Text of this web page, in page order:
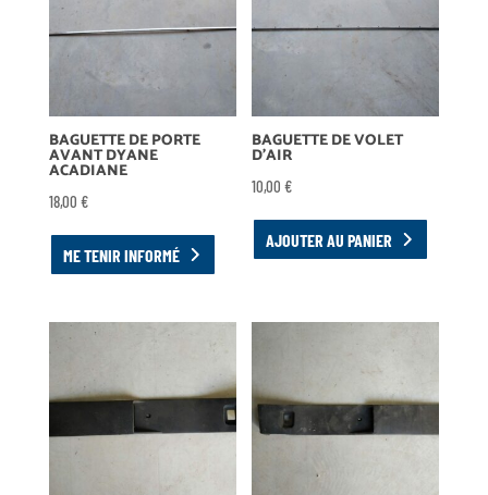
BAGUETTE DE PORTE
AVANT DYANE
ACADIANE
18,00 €
ME TENIR INFORMÉ
BAGUETTE DE VOLET
D’AIR
10,00€
AJOUTER AU PANIER